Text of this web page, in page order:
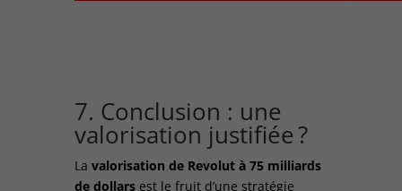
7. Conclusion : une
valorisation justifiée ?
La valorisation de Revolut à 75 milliards
de dollarsest le fruit d’une stratégie